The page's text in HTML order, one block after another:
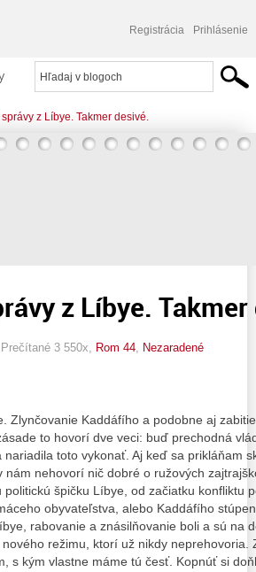
Registrácia Prihlásenie
z Líbye. Takmer desivé.
z Líbye.
, Prečítané 3 550x, Rom 44 Nezaradené
Zlynčovanie Kaddáfího a podobne aj
to hovorí dve veci: buď prechodná
nariadila toto vykonať. Aj keď sa prikláňam
nám nehovorí nič dobré o ružových
politickú špičku Líbye, od začiatku konfliktu
obyvateľstva, alebo Kaddáfího
rabovanie a znásilňovanie boli a sú na
režimu, ktorí už nikdy neprehovoria.
s kým vlastne máme tú česť. Kopnúť si